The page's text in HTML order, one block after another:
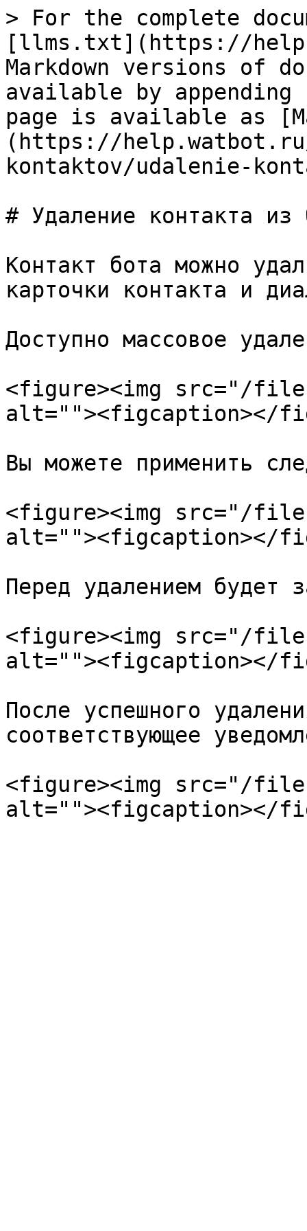
> For the complete
[llms.txt](https://
Markdown versions of
available by
page is available as
(https://
kontaktov/udalenie-
# Удаление контакта из
Контакт бота можно
карточки контакта и
Доступно массовое
<figure><img src="/files/
alt=""><figcaption></
Вы можете применить
<figure><img src="/
alt=""><figcaption></
Перед удалением будет
<figure><img src="/files/
alt=""><figcaption></
После успешного
соответствующее
<figure><img src="/files/